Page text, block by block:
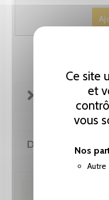
Ce site
et
vous
Nos
Autre
FICHE
DE MÊME